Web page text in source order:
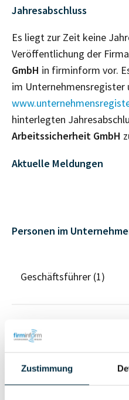
Zustimmung
Jahresabschluss
Es liegt zur Zeit keine
Veröffentlichung der Firma
GmbH in firminform vor.
im Unternehmensregister
hinterlegten
Arbeitssicherheit GmbH
Aktuelle Meldungen
Personen im
Geschäftsführer (1)
Wirtschaftlich
Berechtigter